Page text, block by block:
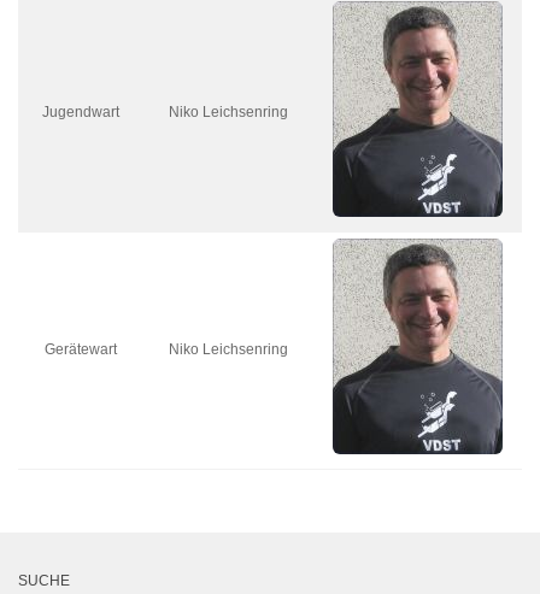
Jugendwart Niko Leichsenring
Gerätewart Niko Leichsenring
SUCHE